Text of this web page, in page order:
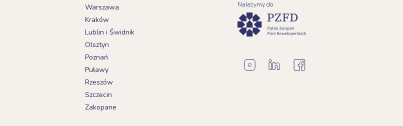
Warszawa
Kraków
Lublin i Świdnik
Olsztyn
Poznań
Puławy
Rzeszów
Szczecin
Zakopane
Należymy do